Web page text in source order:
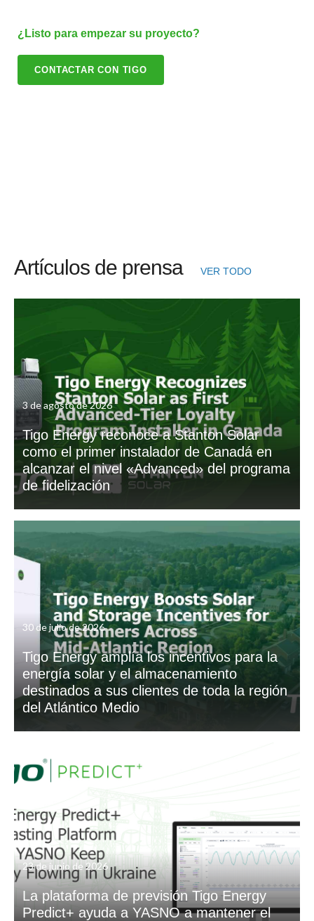
¿Listo para empezar su proyecto?
CONTACTAR CON TIGO
Artículos de prensa VER TODO
3 de agosto de 2026
Tigo Energy reconoce a Stanton Solar
como el primer instalador de Canadá en
alcanzar el nivel «Advanced» del programa
de fidelización
30 de julio de 2026
Tigo Energy amplía los incentivos para la
energía solar y el almacenamiento
destinados a sus clientes de toda la región
del Atlántico Medio
23 de junio de 2026
La plataforma de previsión Tigo Energy
Predict+ ayuda a YASNO a mantener el